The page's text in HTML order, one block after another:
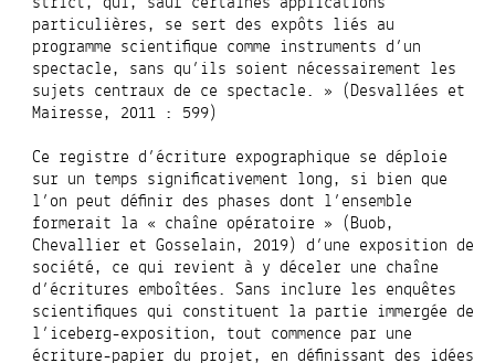
particulières, se sert des expôts liés au
programme scientifique comme instruments d’un
spectacle, sans qu’ils soient nécessairement les
sujets centraux de ce spectacle. » (Desvallées et
Mairesse, 2011 : 599)
Ce registre d’écriture expographique se déploie
sur un temps significativement long, si bien que
l’on peutdéfinir des phases dont l’ensemble
formerait la « chaîne opératoire » (Buob,
Chevallier et Gosselain, 2019) d’une exposition de
société, ce qui revient à y déceler une chaîne
d’écritures emboîtées. Sans inclure les enquêtes
scientifiques qui constituent la partie immergée de
l’iceberg-exposition, tout commence par une
écriture-papier du projet, en définissant des idées